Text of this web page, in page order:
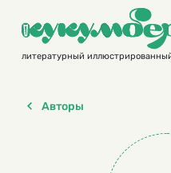
contentлитературный
Авторы